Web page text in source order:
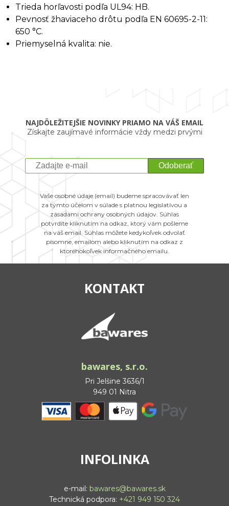
Trieda horľavosti podľa UL94: HB.
Pevnosť žhaviaceho drôtu podľa EN 60695-2-11:
650 °C.
Priemyselná kvalita: nie.
NAJDÔLEŽITEJŠIE NOVINKY PRIAMO NA VÁŠ EMAIL
Získajte zaujímavé informácie vždy medzi prvými
Odoberať
Vaše osobné údaje (email) budeme spracovávať len
za týmto účelom v súlade s platnou legislatívou a
zásadami ochrany osobných údajov. Súhlas
potvrdíte kliknutím na odkaz, ktorý vám pošleme
na váš email. Súhlas môžete kedykoľvek odvolať
písomne, emailom alebo kliknutím na odkaz z
ktoréhokoľvek informačného emailu.
KONTAKT
bawares, s.r.o.
Pri Jelšine 3636/1
949 01 Nitra
INFOLINKA
e-mail: bawares@bawares.sk
Technická podpora: +421 949 150 324